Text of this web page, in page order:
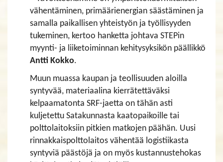
vähentäminen, primäärienergian säästäminen ja
samalla paikallisen yhteistyön ja työllisyyden
tukeminen, kertoo hanketta johtava STEPin
myynti- ja liiketoiminnan kehitysyksikön päällikkö
Antti Kokko.
Muun muassa kaupan ja teollisuuden aloilla
syntyvää, materiaalina kierrätettäväksi
kelpaamatonta SRF-jaetta on tähän asti
kuljetettu Satakunnasta kaatopaikoille tai
polttolaitoksiin pitkien matkojen päähän. Uusi
rinnakkaispolttolaitos vähentää logistiikasta
syntyviä päästöjä ja on myös kustannustehokas